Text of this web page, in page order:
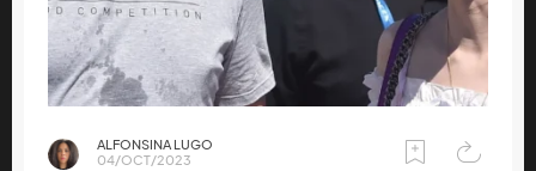
ALFONSINA LUGO
04/OCT/2023